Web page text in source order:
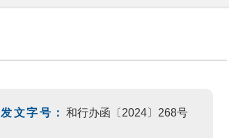
发文字号： 和行办函〔2024〕268号